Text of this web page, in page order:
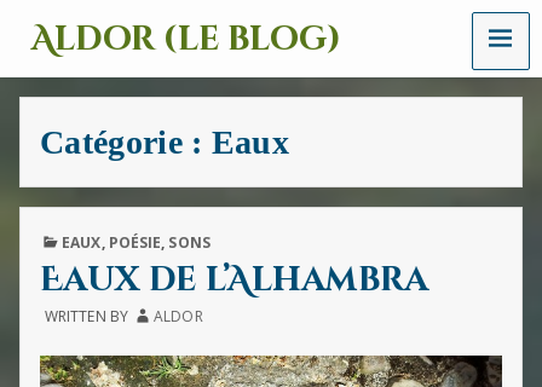
Aldor (le blog)
Un
site
des
des
images
et
des
sons
MENU
Catégorie : Eaux
PUBLISHED
EAUX, POÉSIE, SONS
Eaux de l’Alhambra
WRITTEN BY ALDOR